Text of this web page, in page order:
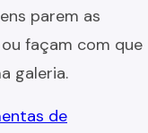
parem as
façam com que
galeria.
de